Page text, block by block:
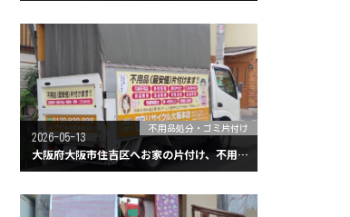
2026-05-13
不用品処分・ゴミ片付け
大阪府大阪市住吉区へお家の片付け、不用品回収に行ってきました。